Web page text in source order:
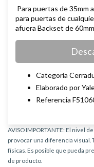
Para puertas de 35mm
para puertas de
afuera Backset de 60mm
Categoría
Elaborado por
Referencia
AVISO IMPORTANTE: El nivel
provocar una diferencia visual.
físicas. Es posible que pueda
de producto.